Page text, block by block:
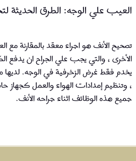
العيب علي الوجه: الطرق الحديثة
تصحيح الأنف هو اجراء معقد بالمقارنة مع
الأخرى ، والتي يجب علي الجراح ان يدفع
يخدم فقط غرض الزخرفية في الوجه.
، وتنظيم إمدادات الهواء والعمل
جميع هذه الوظائف اثناء جراحه الأنف.